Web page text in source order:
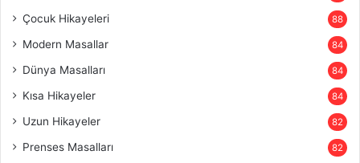
Çocuk Hikayeleri 88
Modern Masallar 84
Dünya Masalları 84
Kısa Hikayeler 84
Uzun Hikayeler 82
Prenses Masalları 82